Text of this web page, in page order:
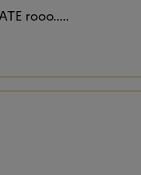
rooo.....